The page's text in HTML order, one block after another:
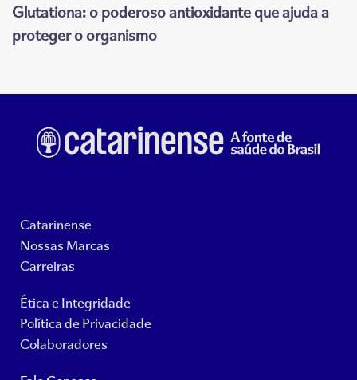
Glutationa: o poderoso antioxidante que ajuda a
proteger o organismo
Catarinense
Nossas Marcas
Carreiras
Ética e Integridade
Política de Privacidade
Colaboradores